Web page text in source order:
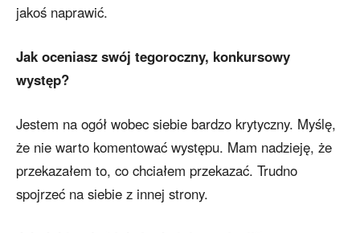
jakoś naprawić.
Jak oceniasz swój tegoroczny, konkursowy
występ?
Jestem na ogół wobec siebie bardzo krytyczny. Myślę,
że nie warto komentować występu. Mam nadzieję, że
przekazałem to, co chciałem przekazać. Trudno
spojrzeć na siebie z innej strony.